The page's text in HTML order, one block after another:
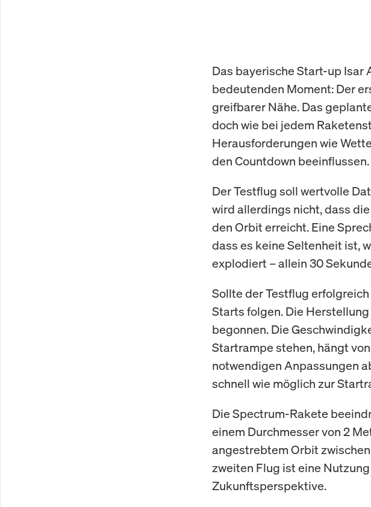
Das bayerische Start-up Isar
bedeutenden Moment: Der
greifbarer Nähe. Das
doch wie bei jedem
Herausforderungen wie
den Countdown beeinflussen.
Der Testflug soll wertvolle
wird allerdings nicht, dass
den Orbit erreicht. Eine
dass es keine Seltenheit ist,
explodiert – allein 30
Sollte der Testflug
Starts folgen. Die
begonnen. Die
Startrampe stehen, hängt
notwendigen Anpassungen
schnell wie möglich zur
Die Spectrum-Rakete
einem Durchmesser von 2
angestrebtem Orbit
zweiten Flug ist eine
Zukunftsperspektive.